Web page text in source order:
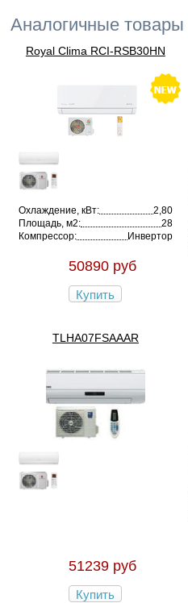
Аналогичные товары
Royal Clima RCI-RSB30HN
Охлаждение, кВт:
2,80
Площадь, м2:
28
Компрессор:
Инвертор
50890 руб
Купить
TLHA07FSAAAR
51239 руб
Купить